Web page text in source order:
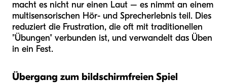
macht es nicht nur einen Laut – es nimmt an einem
multisensorischen Hör- und Sprecherlebnis teil. Dies
reduziert die Frustration, die oft mit traditionellen
"Übungen" verbunden ist, und verwandelt das Üben
in ein Fest.
Übergang zum bildschirmfreien Spiel